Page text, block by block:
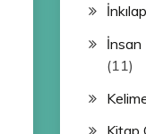
İnsan
(11)